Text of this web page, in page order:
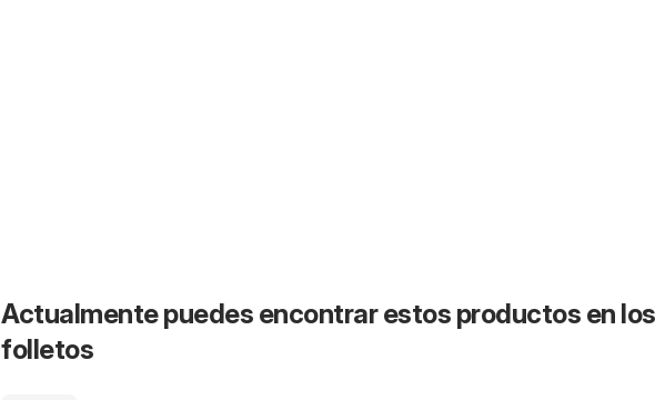
Actualmente puedes encontrar estos productos en los
folletos